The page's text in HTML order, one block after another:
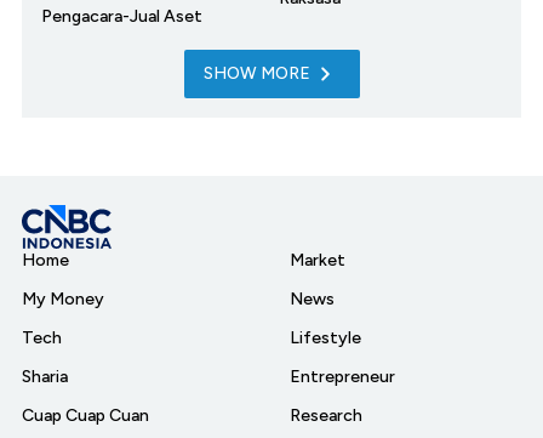
Pengacara-Jual Aset
SHOW MORE
Home
My Money
Tech
Sharia
Cuap Cuap Cuan
Market
News
Lifestyle
Entrepreneur
Research